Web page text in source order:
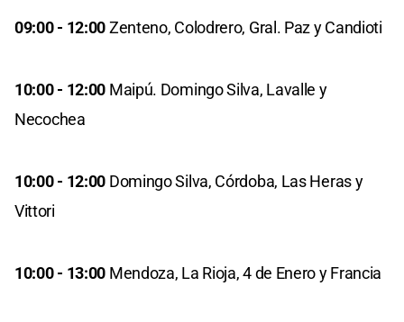
09:00 - 12:00Zenteno, Colodrero, Gral. Paz y Candioti
10:00 - 12:00 Maipú. Domingo Silva, Lavalle y
Necochea
10:00 - 12:00 Domingo Silva, Córdoba, Las Heras y
Vittori
10:00 - 13:00 Mendoza, La Rioja, 4 de Enero y Francia